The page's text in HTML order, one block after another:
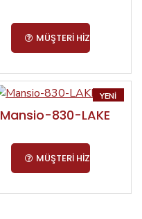
MÜŞTERI HIZMETLERI
YENI
Mansio-830-LAKE
MÜŞTERI HIZMETLERI